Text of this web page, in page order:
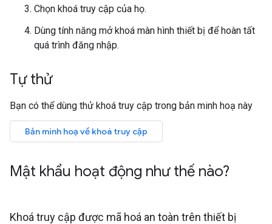
Chọn khoá truy cập của họ.
Dùng tính năng mở khoá màn hình thiết bị để hoàn tất
quá trình đăng nhập.
Tự thử
Bạn có thể dùng thử khoá truy cập trong bản minh hoạ này
Bản minh hoạ về khoá truy cập
Mật khẩu hoạt động như thế nào?
Khoá truy cập được mã hoá an toàn trên thiết bị